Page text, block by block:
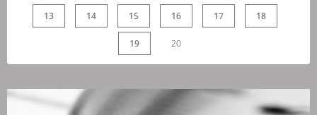
13 14 15 16 17 18
19 20